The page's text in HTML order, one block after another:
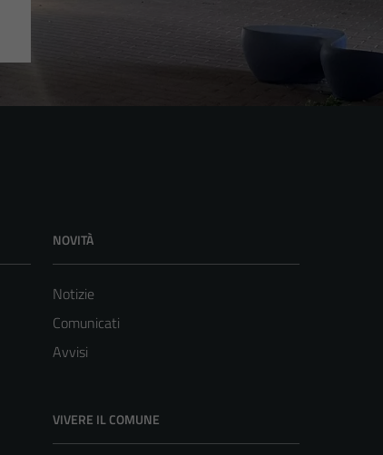
NOVITÀ
Notizie
Comunicati
Avvisi
VIVERE IL COMUNE